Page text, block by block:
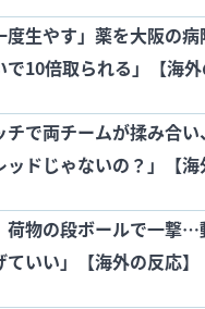
度生やす」薬を大阪の
で10倍取られる」【海外
で両チームが揉み合
ドじゃないの？」【海
荷物の段ボールで一撃…
ていい」【海外の反応】